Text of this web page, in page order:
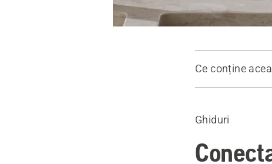
Ce conține
Etape pentru
Întrebări
Ghiduri